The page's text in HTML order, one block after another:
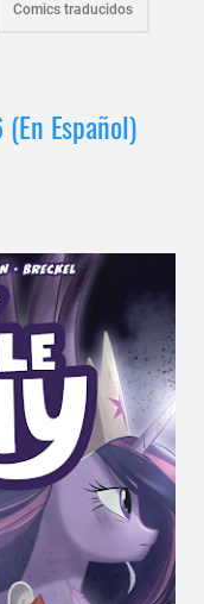
Comics traducidos
Español)